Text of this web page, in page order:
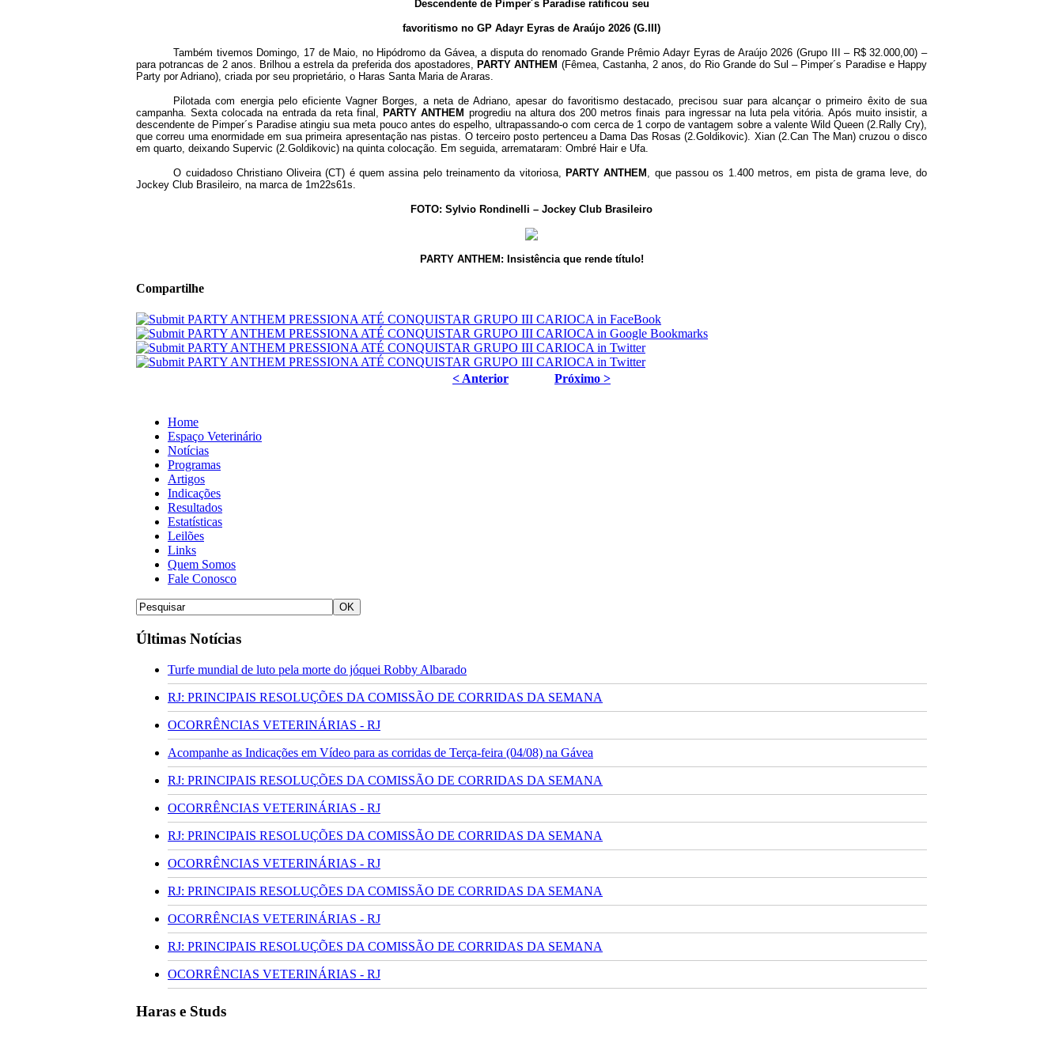
Descendente de Pimper´s Paradise ratificou seu
favoritismo no GP Adayr Eyras de Araújo 2026 (G.III)
Também tivemos Domingo, 17 de Maio, no Hipódromo da Gávea, a disputa do renomado Grande Prêmio Adayr Eyras de Araújo 2026 (Grupo III – R$ 32.000,00) –
para potrancas de 2 anos. Brilhou a estrela da preferida dos apostadores,PARTY ANTHEM (Fêmea, Castanha, 2 anos, do Rio Grande do Sul – Pimper´s Paradise e Happy
Party por Adriano), criada por seu proprietário, o Haras Santa Maria de Araras.
Pilotada com energia pelo eficiente Vagner Borges, a neta de Adriano, apesar do favoritismo destacado, precisou suar para alcançar o primeiro êxito de sua
campanha. Sexta colocada na entrada da reta final,PARTY ANTHEM progrediu na altura dos 200 metros finais para ingressar na luta pela vitória. Após muito insistir, a
descendente de Pimper´s Paradise atingiu sua meta pouco antes do espelho, ultrapassando-o com cerca de 1 corpo de vantagem sobre a valente Wild Queen (2.Rally Cry),
que correu uma enormidade em sua primeira apresentação nas pistas. O terceiro posto pertenceu a Dama Das Rosas (2.Goldikovic). Xian (2.Can The Man) cruzou o disco
em quarto, deixando Supervic (2.Goldikovic) na quinta colocação. Em seguida, arremataram: Ombré Hair e Ufa.
O cuidadoso Christiano Oliveira (CT) é quem assina pelo treinamento da vitoriosa,PARTY ANTHEM , que passou os 1.400 metros, em pista de grama leve, do
Jockey Club Brasileiro, na marca de 1m22s61s.
FOTO: Sylvio Rondinelli – Jockey Club Brasileiro
PARTY ANTHEM: Insistência que rende título!
Compartilhe
< Anterior Próximo >
Home
Espaço Veterinário
Notícias
Programas
Artigos
Indicações
Resultados
Estatísticas
Leilões
Links
Quem Somos
Fale Conosco
Últimas Notícias
Turfe mundial de luto pela morte do jóquei Robby Albarado
RJ: PRINCIPAIS RESOLUÇÕES DA COMISSÃO DE CORRIDAS DA SEMANA
OCORRÊNCIAS VETERINÁRIAS - RJ
Acompanhe as Indicações em Vídeo para as corridas de Terça-feira (04/08) na Gávea
RJ: PRINCIPAIS RESOLUÇÕES DA COMISSÃO DE CORRIDAS DA SEMANA
OCORRÊNCIAS VETERINÁRIAS - RJ
RJ: PRINCIPAIS RESOLUÇÕES DA COMISSÃO DE CORRIDAS DA SEMANA
OCORRÊNCIAS VETERINÁRIAS - RJ
RJ: PRINCIPAIS RESOLUÇÕES DA COMISSÃO DE CORRIDAS DA SEMANA
OCORRÊNCIAS VETERINÁRIAS - RJ
RJ: PRINCIPAIS RESOLUÇÕES DA COMISSÃO DE CORRIDAS DA SEMANA
OCORRÊNCIAS VETERINÁRIAS - RJ
Haras e Studs